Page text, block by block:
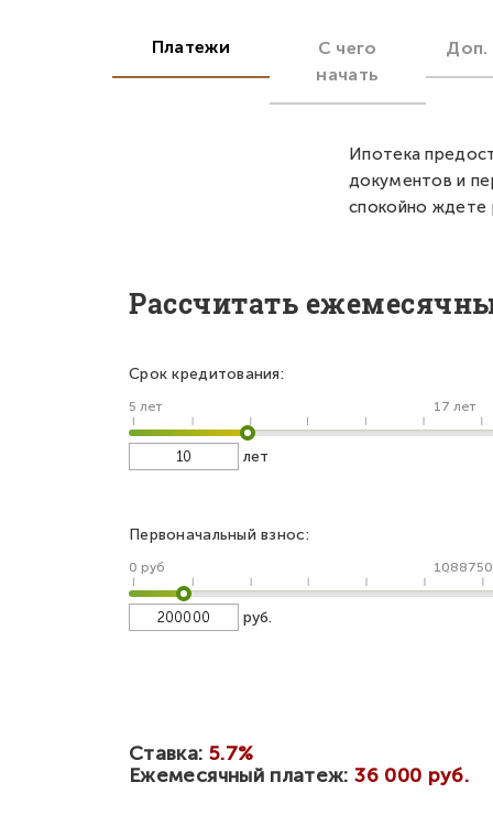
Платежи
С чего
начать
Доп.
Ипотека
документов и
спокойно ждете
Рассчитать
Срок кредитования:
5 лет 17 лет
лет
Первоначальный взнос:
0 руб
руб.
Ставка: 5.7%
Ежемесячный платеж:36 000 руб.